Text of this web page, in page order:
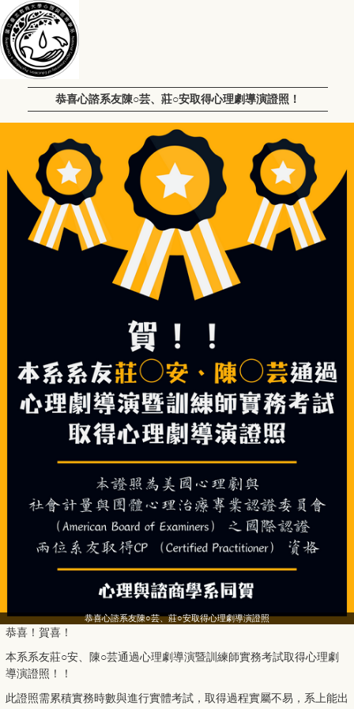
恭喜心諮系友陳○芸、莊○安取得心理劇導演證照！
恭喜心諮系友陳○芸、莊○安取得心理劇導演證照
恭喜！賀喜！
本系系友莊○安、陳○芸通過心理劇導演暨訓練師實務考試取得心理劇
導演證照！！
此證照需累積實務時數與進行實體考試，取得過程實屬不易，系上能出